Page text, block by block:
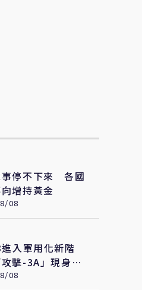
事停不下來 各國
增持黃金
08
入軍用化新階
擊-3A」現身聯
練
08